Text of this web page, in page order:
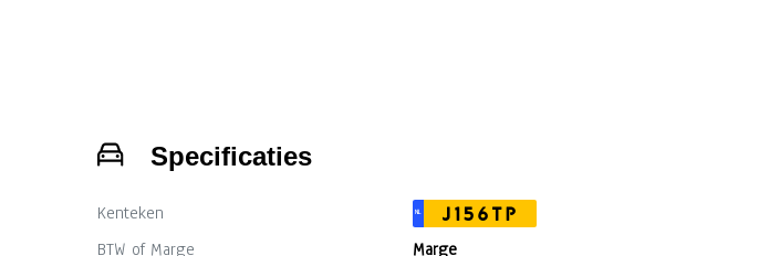
Specificaties
Kenteken NL
J156TP
BTW of Marge
Marge